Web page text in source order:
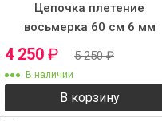
Цепочка плетение
восьмерка 60 см 6 мм
4 250 ₽ 5 250₽
В наличии
В корзину